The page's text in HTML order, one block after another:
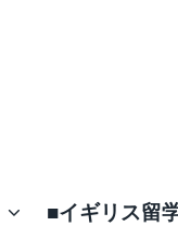
■イギリス留